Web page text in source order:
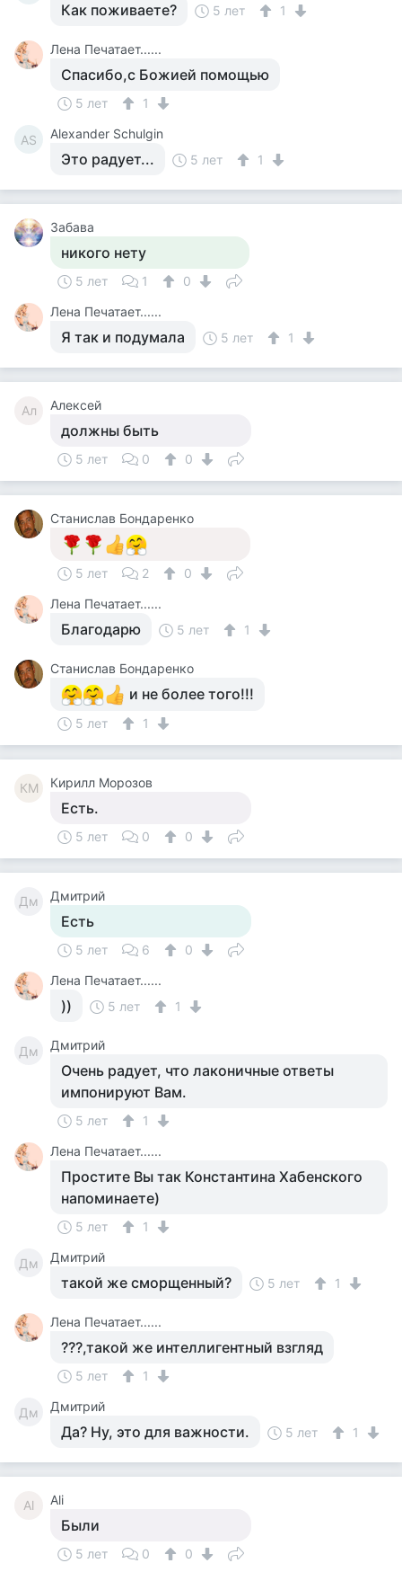
Как поживаете? 5 лет 1
Лена Печатает......
Спасибо,с Божией помощью
5 лет 1
AS Alexander Schulgin
Это радует... 5 лет 1
Забава
никого нету
5 лет 1
0
Лена Печатает......
Я так и подумала 5 лет 1
Ал Алексей
должны быть
5 лет 0 0
Станислав Бондаренко
5 лет 2
0
Лена Печатает......
Благодарю 5 лет 1
Станислав Бондаренко
и не более того!!!
5 лет 1
КМ Кирилл Морозов
Есть.
5 лет 0 0
Дм Дмитрий
Есть
5 лет 6
0
Лена Печатает......
)) 5 лет 1
Дм Дмитрий
Очень радует, что лаконичные ответы
импонируют Вам.
5 лет
1
Лена Печатает......
Простите Вы так Константина Хабенского
напоминаете)
5 лет 1
Дм Дмитрий
такой же сморщенный? 5 лет 1
Лена Печатает......
???,такой же интеллигентный взгляд
5 лет 1
Дм Дмитрий
Да? Ну, это для важности. 5 лет 1
Al Ali
Были
5 лет 0 0